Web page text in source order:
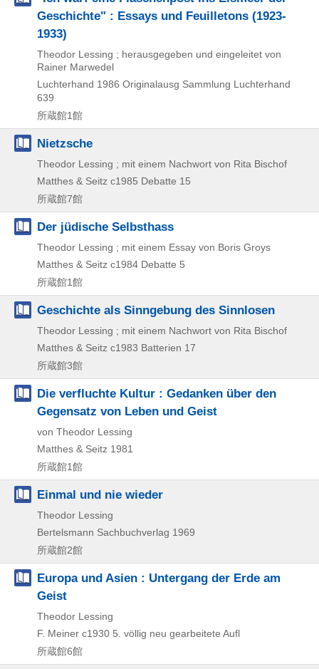
Geschichte" : Essays und Feuilletons (1923-
1933)
Theodor Lessing ; herausgegeben und eingeleitet von
Rainer Marwedel
Luchterhand 1986 Originalausg Sammlung Luchterhand
639
所蔵館1館
Nietzsche
Theodor Lessing ; mit einem Nachwort von Rita Bischof
Matthes & Seitz c1985 Debatte 15
所蔵館7館
Der jüdische Selbsthass
Theodor Lessing ; mit einem Essay von Boris Groys
Matthes & Seitz c1984 Debatte 5
所蔵館1館
Geschichte als Sinngebung des Sinnlosen
Theodor Lessing ; mit einem Nachwort von Rita Bischof
Matthes & Seitz c1983 Batterien 17
所蔵館3館
Die verfluchte Kultur : Gedanken über den
Gegensatz von Leben und Geist
von Theodor Lessing
Matthes & Seitz 1981
所蔵館1館
Einmal und nie wieder
Theodor Lessing
Bertelsmann Sachbuchverlag 1969
所蔵館2館
Europa und Asien : Untergang der Erde am
Geist
Theodor Lessing
F. Meiner c1930 5. völlig neu gearbeitete Aufl
所蔵館6館